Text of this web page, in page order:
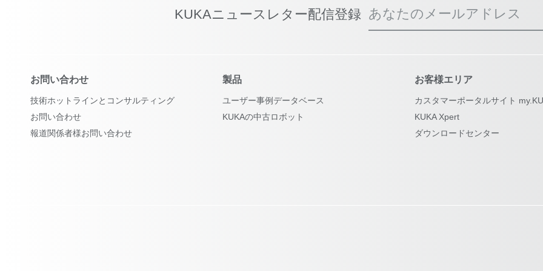
KUKAニュースレター配信登録 あなたのメールアドレス
お問い合わせ
技術ホットラインとコンサルティング
お問い合わせ
報道関係者様お問い合わせ
製品
ユーザー事例データベース
KUKAの中古ロボット
お客様エリア
カスタマーポータルサイト
KUKA Xpert
ダウンロードセンター